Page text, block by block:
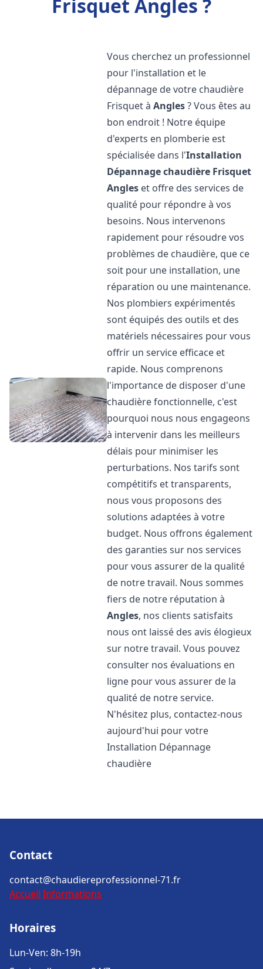
Frisquet Angles ?
Vous cherchez un professionnel
pour l'installation et le
dépannage de votre chaudière
Frisquet àAngles? Vous êtes au
bon endroit ! Notre équipe
d'experts en plomberie est
spécialisée dans l'Installation
Dépannage chaudière Frisquet
Angles et offre des services de
qualité pour répondre à vos
besoins. Nous intervenons
rapidement pour résoudre vos
problèmes de chaudière, que ce
soit pour une installation, une
réparation ou une maintenance.
Nos plombiers expérimentés
sont équipés des outils et des
matériels nécessaires pour vous
offrir un service efficace et
rapide. Nous comprenons
l'importance de disposer d'une
chaudière fonctionnelle, c'est
pourquoi nous nous engageons
à intervenir dans les meilleurs
délais pour minimiser les
perturbations. Nos tarifs sont
compétitifs et transparents,
nous vous proposons des
solutions adaptées à votre
budget. Nous offrons également
des garanties sur nos services
pour vous assurer de la qualité
de notre travail. Nous sommes
fiers de notre réputation à
Angles, nos clients satisfaits
nous ont laissé des avis élogieux
sur notre travail. Vous pouvez
consulter nos évaluations en
ligne pour vous assurer de la
qualité de notre service.
N'hésitez plus, contactez-nous
aujourd'hui pour votre
Installation Dépannage
chaudière
Contact
contact@chaudiereprofessionnel-71.fr
Accueil Informations
Horaires
Lun-Ven: 8h-19h